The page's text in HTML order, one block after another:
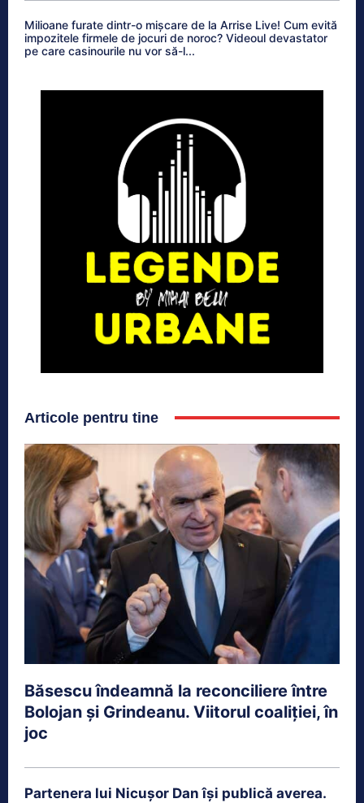
Milioane furate dintr-o mișcare de la Arrise Live! Cum evită
impozitele firmele de jocuri de noroc? Videoul devastator
pe care casinourile nu vor să-l...
Articole pentru tine
Băsescu îndeamnă la reconciliere între
Bolojan și Grindeanu. Viitorul coaliției, în
joc
Partenera lui Nicușor Dan își publică averea.